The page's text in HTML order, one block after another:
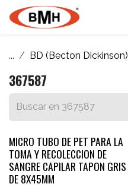
Ir al contenido
... BD (Becton Dickinson)
367587
MICRO TUBO DE PET PARA LA
TOMA Y RECOLECCION DE
SANGRE CAPILAR TAPON GRIS
DE 8X45MM